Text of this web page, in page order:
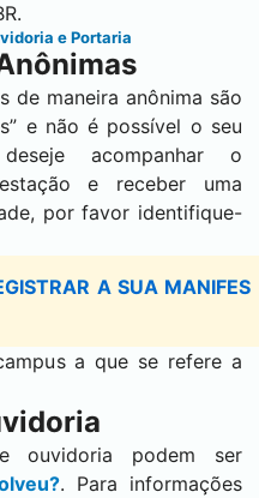
e Portaria
de maneira anônima são
e não é possível o seu
acompanhar o
e receber uma
por favor identifique-
A SUA MANIFES
a que se refere a
ouvidoria podem ser
. Para informações